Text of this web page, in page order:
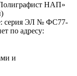
НАП»
серия ЭЛ № ФС77-
по адресу:
и